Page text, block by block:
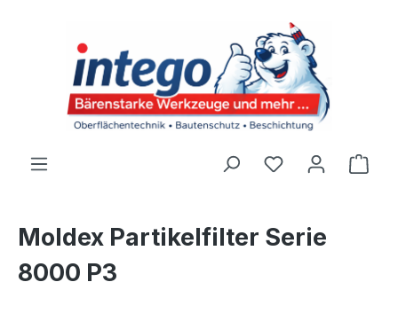
Du hast 0
Moldex Partikelfilter Serie
8000 P3